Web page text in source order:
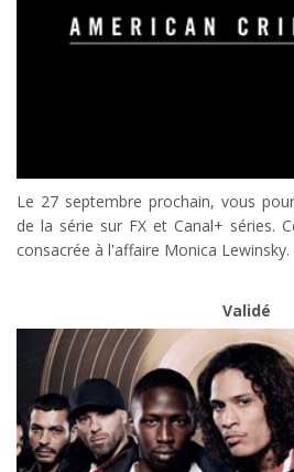
Le 27 septembre prochain, vous
de la série sur FX et Canal+ séries.
consacrée à l'affaire Monica Lewinsky.
Validé